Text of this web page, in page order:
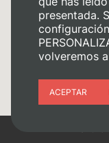
presentada.
volveremos
ACEPTAR